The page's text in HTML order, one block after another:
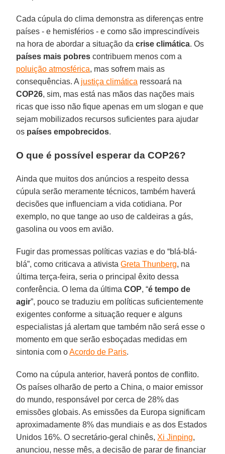
Cada cúpula do clima demonstra as diferenças entre
países - e hemisférios - e como são imprescindíveis
na hora de abordar a situação dacrise climática. Os
países mais pobres contribuem menos com a
poluição atmosférica, mas sofrem mais as
consequências. A justiça climática ressoará na
COP26, sim, mas está nas mãos das nações mais
ricas que isso não fique apenas em um slogan e que
sejam mobilizados recursos suficientes para ajudar
os países empobrecidos.
O que é possível esperar da COP26?
Ainda que muitos dos anúncios a respeito dessa
cúpula serão meramente técnicos, também haverá
decisões que influenciam a vida cotidiana. Por
exemplo, no que tange ao uso de caldeiras a gás,
gasolina ou voos em avião.
Fugir das promessas políticas vazias e do “blá-blá-
blá”, como criticava a ativistaGreta Thunberg, na
última terça-feira, seria o principal êxito dessa
conferência. O lema da últimaCOP, “é tempo de
agir”, pouco se traduziu em políticas suficientemente
exigentes conforme a situação requer e alguns
especialistas já alertam que também não será esse o
momento em que serão esboçadas medidas em
sintonia com oAcordo de Paris.
Como na cúpula anterior, haverá pontos de conflito.
Os países olharão de perto a China, o maior emissor
do mundo, responsável por cerca de 28% das
emissões globais. As emissões da Europa significam
aproximadamente 8% das mundiais e as dos Estados
Unidos 16%. O secretário-geral chinês, Xi Jinping,
anunciou, nesse mês, a decisão de parar de financiar